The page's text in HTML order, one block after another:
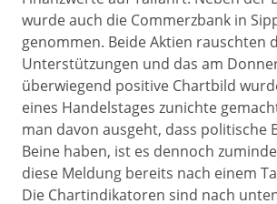
wurde auch die Commerzbank in
genommen. Beide Aktien rauschten
Unterstützungen und das am
überwiegend positive Chartbild
eines Handelstages zunichte
man davon ausgeht, dass politische
Beine haben, ist es dennoch
diese Meldung bereits nach einem
Die Chartindikatoren sind nach